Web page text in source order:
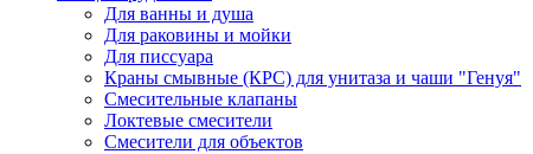
Для ванны и душа
Для раковины и мойки
Для писсуара
Краны смывные (КРС) для унитаза и чаши "Генуя"
Смесительные клапаны
Локтевые смесители
Смесители для объектов